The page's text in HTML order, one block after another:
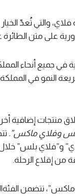
والتي تُعدّ
على متن الطائرة
في جميع أنحاء
النمو في
إضافية
وفلاي ماكس”.
و”فلاي بلس”
تتضمن